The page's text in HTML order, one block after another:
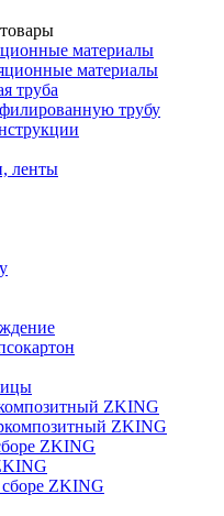
материалы
материалы
труба
трубу
ленты
ZKING
ZKING
ZKING
ZKING